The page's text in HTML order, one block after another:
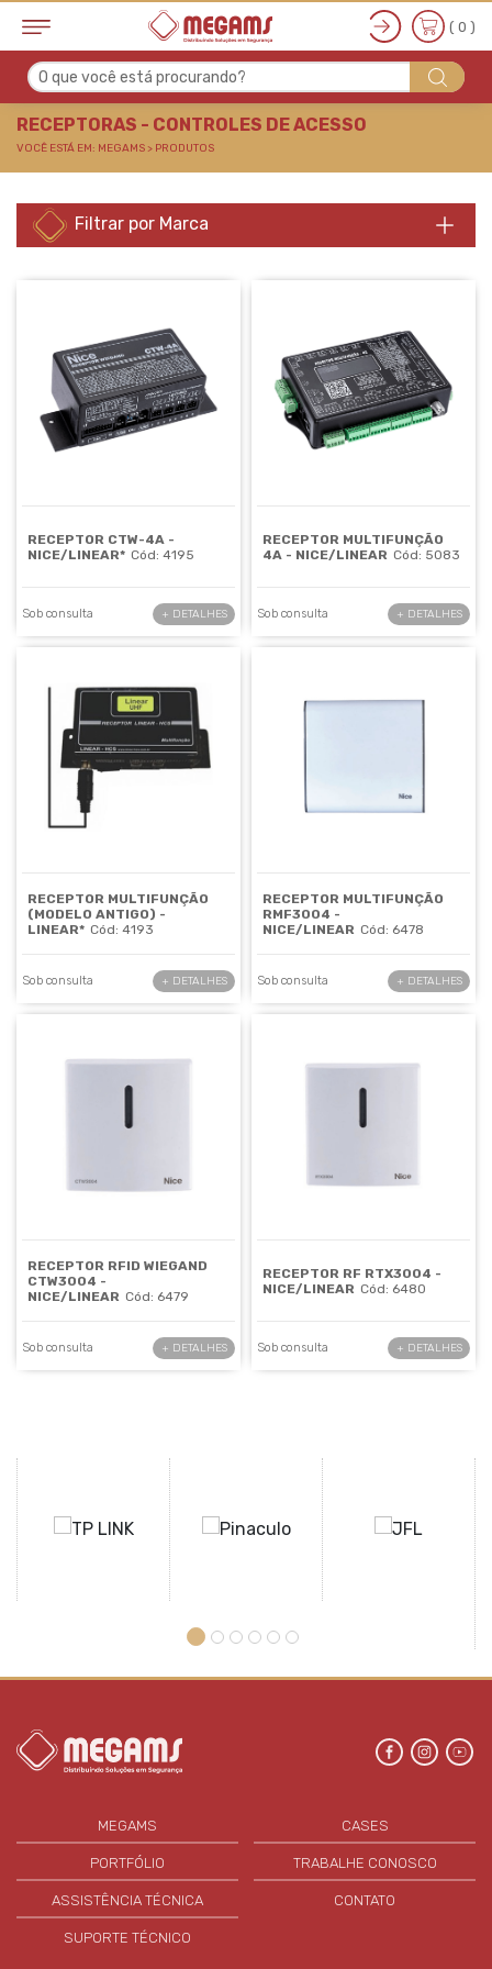
RECEPTORAS -
( 0 )
O que você está procurando?
RECEPTORAS - CONTROLES DE ACESSO
VOCÊ ESTÁ EM: MEGAMS > PRODUTOS
Filtrar por Marca
RECEPTOR CTW-4A -
NICE/LINEAR* Cód: 4195
Sob consulta + DETALHES
RECEPTOR MULTIFUNÇÃO
4A - NICE/LINEAR Cód: 5083
Sob consulta + DETALHES
RECEPTOR MULTIFUNÇÃO
(MODELO ANTIGO) -
LINEAR* Cód: 4193
Sob consulta + DETALHES
RECEPTOR MULTIFUNÇÃO
RMF3004 -
NICE/LINEAR Cód: 6478
Sob consulta + DETALHES
RECEPTOR RFID WIEGAND
CTW3004 -
NICE/LINEAR Cód: 6479
Sob consulta + DETALHES
RECEPTOR RF RTX3004 -
NICE/LINEAR Cód: 6480
Sob consulta + DETALHES
MEGAMS
PORTFÓLIO
ASSISTÊNCIA TÉCNICA
SUPORTE TÉCNICO
CASES
TRABALHE CONOSCO
CONTATO